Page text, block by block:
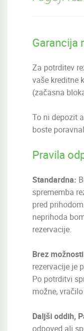
Garancija
Za potrditev
vaše kreditne
(začasna
To ni depozit
boste
Pravila
Standardna:
sprememba
pred
neprihoda
rezervacije.
Brez
rezervacije je
Po potrditvi
možne,
Daljši oddih,
odpoved ali